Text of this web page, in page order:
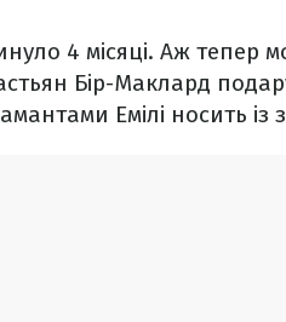
4 місяці. Аж тепер
Бір-Маклард
Емілі носить